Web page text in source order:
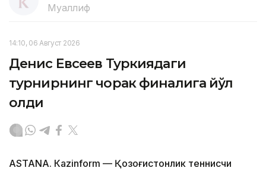
Муаллиф
14:10, 06 Август 2026
Денис Евсеев Туркиядаги
турнирнинг чорак финалига йўл
олди
ASTANА. Кazinform — Қозоғистонлик теннисчи